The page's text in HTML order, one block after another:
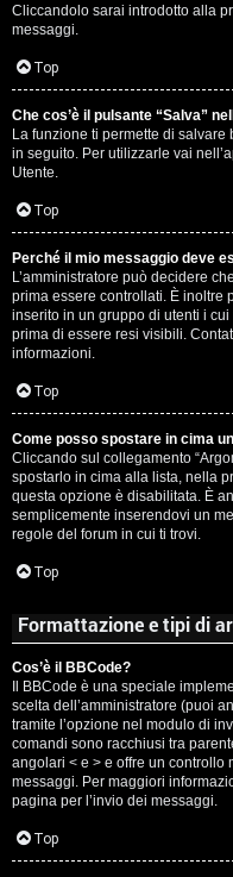
Cliccandolo sarai introdotto alla
messaggi.
Top
Che cos’è il pulsante “Salva”
La funzione ti permette di
in seguito. Per utilizzarle vai
Utente.
Top
Perché il mio messaggio deve
L’amministratore può decidere
prima essere controllati. È inoltre
inserito in un gruppo di utenti i
prima di essere resi visibili.
informazioni.
Top
Come posso spostare in cima
Cliccando sul collegamento
spostarlo in cima alla lista, nella
questa opzione è disabilitata. È
semplicemente inserendovi un
regole del forum in cui ti trovi.
Top
Formattazione e tipi di
Cos’è il BBCode?
Il BBCode è una speciale
scelta dell’amministratore (puoi
tramite l’opzione nel modulo di
comandi sono racchiusi tra
angolari < e > e offre un controllo
messaggi. Per maggiori
pagina per l’invio dei messaggi.
Top
r
a
t
e
c
o
n
G
i
g
i
D
'
A
g
o
s
t
i
n
o